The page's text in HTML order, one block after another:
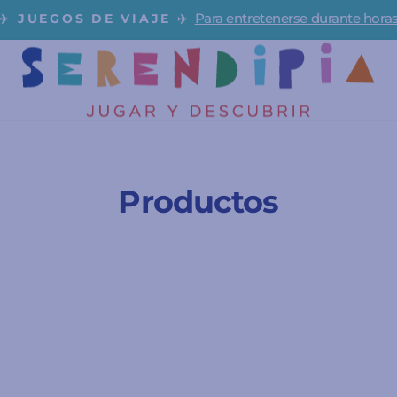
diapositivas
pausa
✈️ JUEGOS DE VIAJE ✈️ Para entretenerse durante horas
Productos